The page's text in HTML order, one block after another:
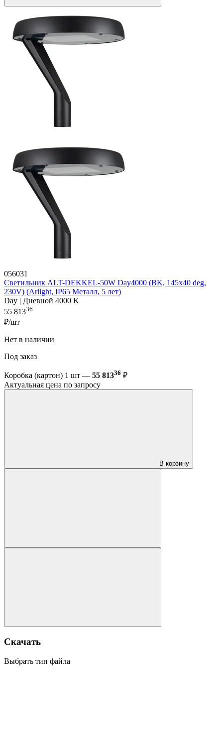
056031
Светильник ALT-DEKKEL-50W Day4000 (BK, 145x40 deg,
230V) (Arlight, IP65 Металл, 5 лет)
Day | Дневной 4000 K
55 81336
₽/шт
Нет в наличии
Под заказ
Коробка (картон) 1 шт — 55 81336 ₽
Актуальная цена по запросу
В корзину
Скачать
Выбрать тип файла